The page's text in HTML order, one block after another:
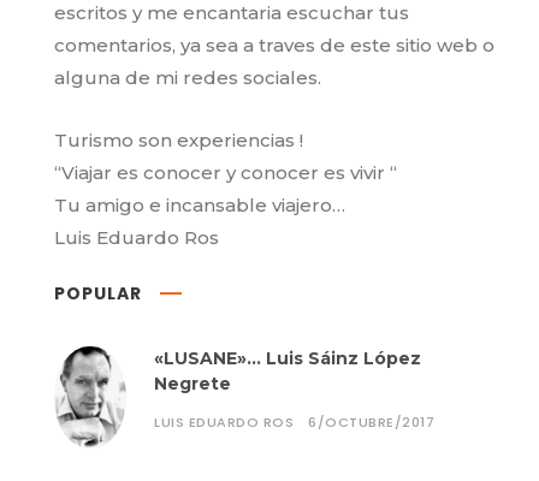
escritos y me encantaria escuchar tus
comentarios, ya sea a traves de este sitio web o
alguna de mi redes sociales.
Turismo son experiencias !
“Viajar es conocer y conocer es vivir “
Tu amigo e incansable viajero…
Luis Eduardo Ros
POPULAR
«LUSANE»… Luis Sáinz López
Negrete
LUIS EDUARDO ROS 6/OCTUBRE/2017